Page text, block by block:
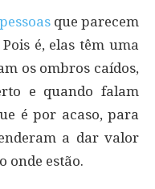
pessoasque parecem
é, elas têm uma
os ombros caídos,
e quando falam
é por acaso, para
a dar valor
onde estão.